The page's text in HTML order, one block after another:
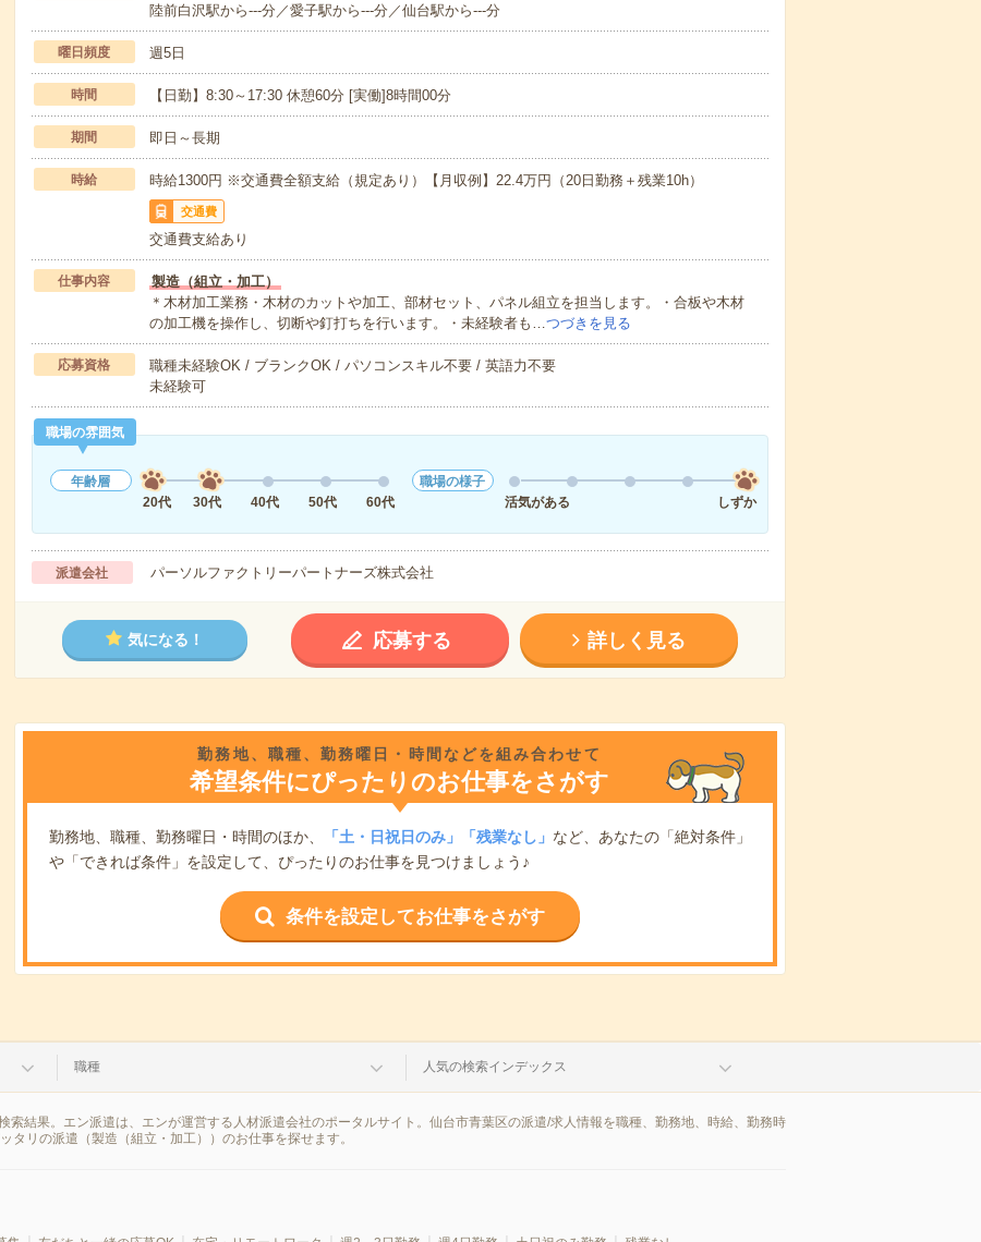
陸前白沢駅から---分／愛子駅から---分／仙台駅から---分
曜日頻度 週5日
時間 【日勤】8:30～17:30 休憩60分 [実働]8時間00分
期間 即日～長期
時給 時給1300円 ※交通費全額支給（規定あり）【月収例】22.4万円（20日勤務＋残業10h）
交通費
交通費支給あり
仕事内容
製造（組立・加工）
＊木材加工業務・木材のカットや加工、部材セット、パネル組立を担当します。・合板や木材
の加工機を操作し、切断や釘打ちを行います。・未経験者も… つづきを見る
応募資格
職種未経験OK / ブランクOK / パソコンスキル不要 / 英語力不要
未経験可
職場の雰囲気
年齢層
20代
30代 40代 50代 60代
職場の様子
活気がある
しずか
派遣会社 パーソルファクトリーパートナーズ株式会社
気になる！ 応募する 詳しく見る
勤務地、職種、勤務曜日・時間などを組み合わせて
希望条件にぴったりのお仕事をさがす
勤務地、職種、勤務曜日・時間のほか、 「土・日祝日のみ」「残業なし」 など、あなたの「絶対条件」
や「できれば条件」を設定して、ぴったりのお仕事を見つけましょう♪
条件を設定してお仕事をさがす
職種 人気の検索インデックス
索結果。エン派遣は、エンが運営する人材派遣会社のポータルサイト。仙台市青葉区の派遣/求人情報を職種、勤務地、時給、勤務時
タリの派遣（製造（組立・加工））のお仕事を探せます。